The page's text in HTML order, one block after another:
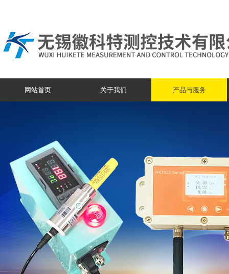
网站首页 关于我们 产品与服务